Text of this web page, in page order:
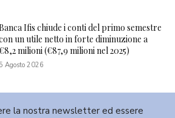
Ifis chiude i conti del primo semestre
un utile netto in forte diminuzione a
€8,2 milioni (€87,9 milioni nel 2025)
5 Agosto 2026
la nostra newsletter ed essere